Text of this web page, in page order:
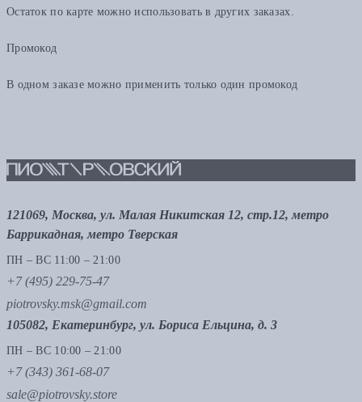
Остаток по карте можно использовать в других заказах.
Промокод
В одном заказе можно применить только один промокод
121069, Москва, ул. Малая Никитская 12, стр.12, метро
Баррикадная, метро Тверская
ПН – ВС 11:00 – 21:00
+7 (495) 229-75-47
piotrovsky.msk@gmail.com
105082, Екатеринбург, ул. Бориса Ельцина, д. 3
ПН – ВС 10:00 – 21:00
+7 (343) 361-68-07
sale@piotrovsky.store